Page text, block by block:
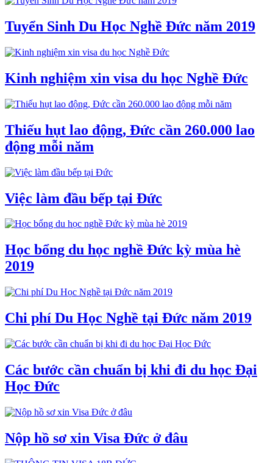
Tuyển Sinh Du Học Nghề Đức năm 2019
Kinh nghiệm xin visa du học Nghề Đức
Thiếu hụt lao động, Đức cần 260.000 lao
động mỗi năm
Việc làm đầu bếp tại Đức
Học bổng du học nghề Đức kỳ mùa hè
2019
Chi phí Du Học Nghề tại Đức năm 2019
Các bước cần chuẩn bị khi đi du học Đại
Học Đức
Nộp hồ sơ xin Visa Đức ở đâu